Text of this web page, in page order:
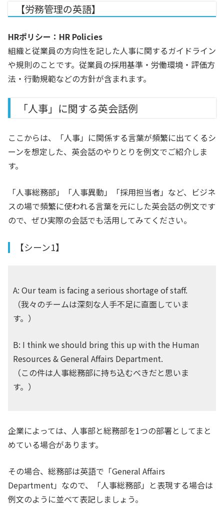
【労務管理の英語】
HRポリシー：HR Policies
組織と従業員の方向性を記した人事に関するガイドライン
や規則のことです。従業員の採用基準・労働環境・評価方
法・行動規範などの方針が含まれます。
「人事」に関する英会話例
ここからは、「人事」に関係する言葉が頻繁に出てくるシ
ーンを想定した、英会話のやりとりを例文でご紹介しま
す。
「人事総務部」「人事異動」「採用担当者」など、ビジネ
スの場で頻繁に使われる言葉を元にした英会話の例文です
ので、ぜひ実際の会話でも活用してみてください。
【シーン1】
A: Our team is facing a serious shortage of staff.
（我々のチームは深刻な人手不足に直面していま
す。）
B: I think we should bring this up with the Human
Resources & General Affairs Department.
（この件は人事総務部に持ち込むべきだと思いま
す。）
企業によっては、人事部と総務部を1つの部署としてまと
めている場合があります。
その場合、総務部は英語で「General Affairs
Department」なので、「人事総務部」と表現する場合は
例文のように並べて表記しましょう。